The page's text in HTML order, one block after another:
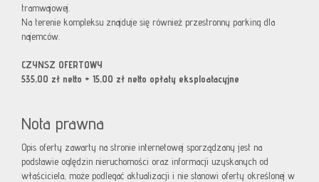
tramwajowej.
Na terenie kompleksu znajduje się również przestronny parking dla
najemców.
CZYNSZ OFERTOWY
535,00 zł netto + 15,00 zł netto opłaty eksploatacyjne
Nota prawna
Opis oferty zawarty na stronie internetowej sporządzany jest na
podstawie oględzin nieruchomości oraz informacji uzyskanych od
właściciela, może podlegać aktualizacji i nie stanowi oferty określonej w